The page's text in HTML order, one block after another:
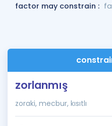
factor may constrain :
zorlanmış
zoraki, mecbur, kısıtlı